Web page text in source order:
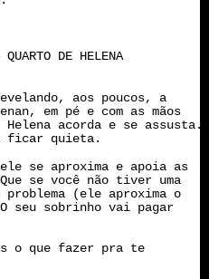
DE HELENA
aos poucos, a
em pé e com as mãos
acorda e se assusta.
ficar quieta.
se aproxima e apoia as
se você não tiver uma
problema (ele aproxima o
seu sobrinho vai pagar
o que fazer pra te